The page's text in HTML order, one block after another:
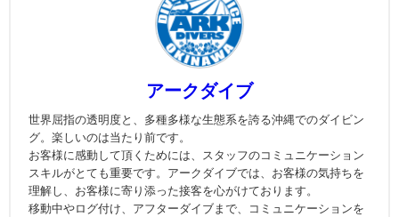
アークダイブ
世界屈指の透明度と、多種多様な生態系を誇る沖縄でのダイビン
グ。楽しいのは当たり前です。
お客様に感動して頂くためには、スタッフのコミュニケーション
スキルがとても重要です。アークダイブでは、お客様の気持ちを
理解し、お客様に寄り添った接客を心がけております。
移動中やログ付け、アフターダイブまで、コミュニケーションを